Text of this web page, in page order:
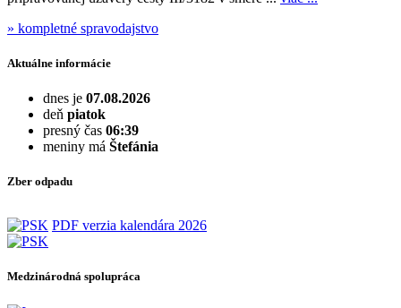
» kompletné spravodajstvo
Aktuálne informácie
dnes je 07.08.2026
deň piatok
presný čas 06:39
meniny má Štefánia
Zber odpadu
PDF verzia kalendára 2026
Medzinárodná spolupráca